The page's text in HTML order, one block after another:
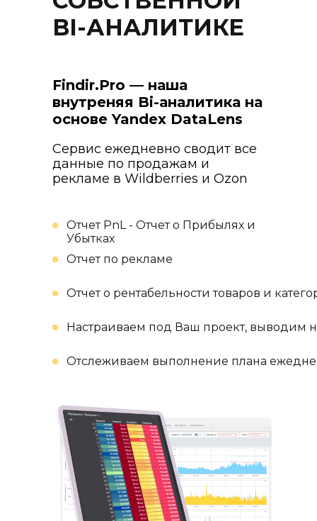
BI-АНАЛИТИКЕ
Отслеживаем выполнение плана
Настраиваем под Ваш проект, выводим
Отчет о рентабельности товаров и
Отчет по рекламе
Отчет PnL - Отчет о Прибылях и
Убытках
Сервис ежедневно сводит все
данные по продажам и
рекламе в Wildberries и Ozon
Findir.Pro — наша
внутреняя Bi-аналитика на
основе Yandex DataLens